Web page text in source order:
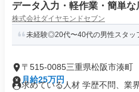
データ入力・軽作業・簡単な
株式会社ダイヤモンドセブン
未経験◎20代〜40代の男性スタッ
〒515-0085三重県松阪市湊町
月給25万円
求めている人材 学歴不問、業